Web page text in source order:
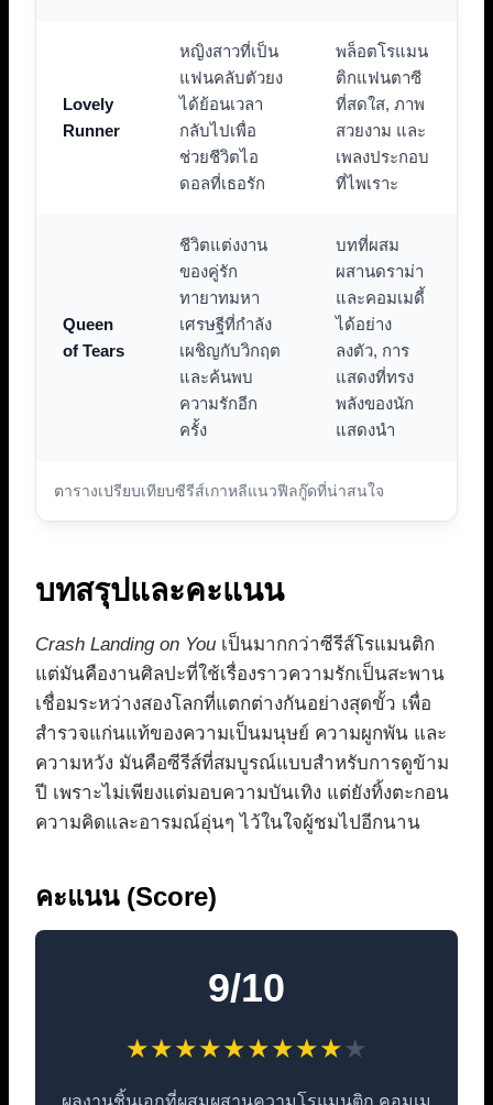
ตารางเปรียบเทียบซีรีส์เกาหลีแนวฟีลกู๊ดที่น่าสนใจ
Lovely
Runner
หญิงสาวที่เป็น
แฟนคลับตัวยง
ได้ย้อนเวลา
กลับไปเพื่อ
ช่วยชีวิตไอ
ดอลที่เธอรัก
พล็อตโรแมน
ติกแฟนตาซี
ที่สดใส, ภาพ
สวยงาม และ
เพลงประกอบ
ที่ไพเราะ
Queen
of Tears
ชีวิตแต่งงาน
ของคู่รัก
ทายาทมหา
เศรษฐีที่กำลัง
เผชิญกับวิกฤต
และค้นพบ
ความรักอีก
ครั้ง
บทที่ผสม
ผสานดราม่า
และคอมเมดี้
ได้อย่าง
ลงตัว, การ
แสดงที่ทรง
พลังของนัก
แสดงนำ
บทสรุปและคะแนน
Crash Landing on You เป็นมากกว่าซีรีส์โรแมนติก
แต่มันคืองานศิลปะที่ใช้เรื่องราวความรักเป็นสะพาน
เชื่อมระหว่างสองโลกที่แตกต่างกันอย่างสุดขั้ว เพื่อ
สำรวจแก่นแท้ของความเป็นมนุษย์ ความผูกพัน และ
ความหวัง มันคือซีรีส์ที่สมบูรณ์แบบสำหรับการดูข้าม
ปี เพราะไม่เพียงแต่มอบความบันเทิง แต่ยังทิ้งตะกอน
ความคิดและอารมณ์อุ่นๆ ไว้ในใจผู้ชมไปอีกนาน
คะแนน (Score)
9/10
★★★★★★★★★★
ผลงานชิ้นเอกที่ผสมผสานความโรแมนติก คอมเม